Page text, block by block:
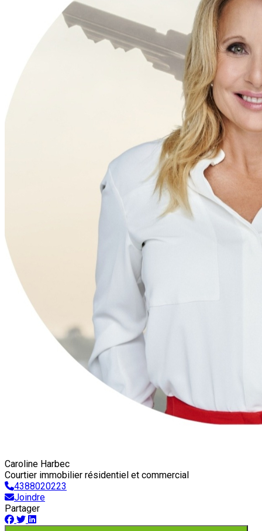
Caroline Harbec
Courtier immobilier résidentiel et commercial
4388020223
Joindre
Partager